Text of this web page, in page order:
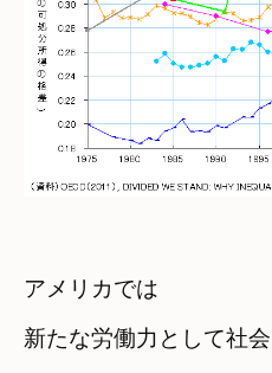
アメリカでは
新たな労働力として社